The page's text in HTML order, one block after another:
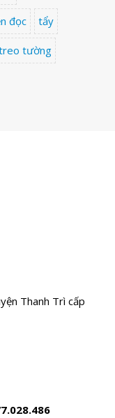
đọc tẩy
tường
Thanh Trì cấp